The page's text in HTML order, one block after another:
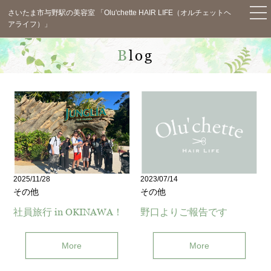
さいたま市与野駅の美容室 「Olu'chette HAIR LIFE（オルチェットヘ
アライフ）」
TOP
News
Concept
Menu
Staff
Salon Info
Blog
Voice
Q&A
Blog
2025/11/28
その他
社員旅行 in OKINAWA！
More
2023/07/14
その他
野口よりご報告です
More